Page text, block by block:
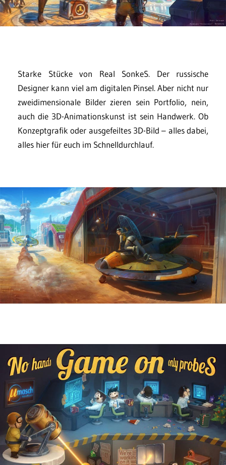
Starke Stücke von Real SonkeS. Der russische
Designer kann viel am digitalen Pinsel. Aber nicht nur
zweidimensionale Bilder zieren sein Portfolio, nein,
auch die 3D-Animationskunst ist sein Handwerk. Ob
Konzeptgrafik oder ausgefeiltes 3D-Bild – alles dabei,
alles hier für euch im Schnelldurchlauf.